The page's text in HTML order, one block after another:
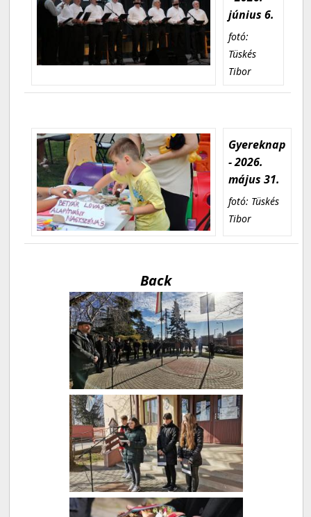
június 6.
fotó:
Tüskés
Tibor
Gyereknap
- 2026.
május 31.
fotó: Tüskés
Tibor
Back